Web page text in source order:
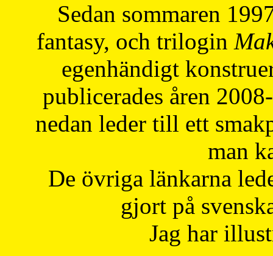
Sedan sommaren
fantasy, och trilogin
egenhändigt
publicerades åren
nedan leder till ett
man
De övriga länkarna
gjort på
Jag har